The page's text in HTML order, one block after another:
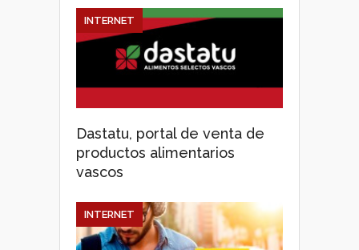
Dastatu, portal de venta de
productos alimentarios
vascos
INTERNET
INTERNET